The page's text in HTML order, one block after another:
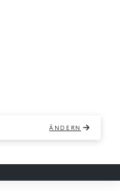
ÄNDERN